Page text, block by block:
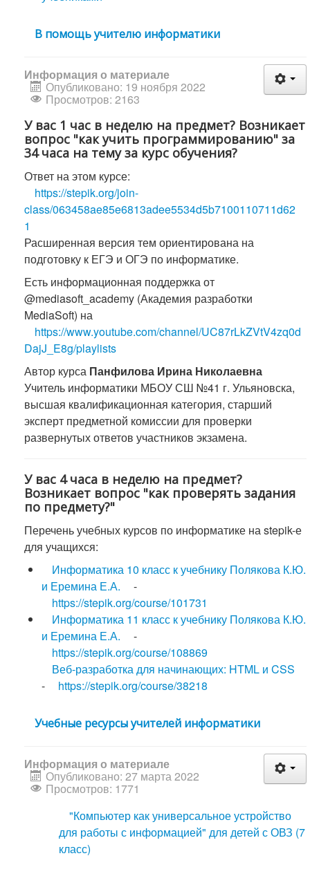
В помощь учителю информатики
Информация о материале
Опубликовано: 19 ноября 2022
Просмотров: 2163
У вас 1 час в неделю на предмет? Возникает
вопрос "как учить программированию" за
34 часа на тему за курс обучения?
Ответ на этом курсе:
https://stepik.org/join-
class/063458ae85e6813adee5534d5b7100110711d62
1
Расширенная версия тем ориентирована на
подготовку к ЕГЭ и ОГЭ по информатике.
Есть информационная поддержка от
@mediasoft_academy (Академия разработки
MediaSoft) на
https://www.youtube.com/channel/UC87rLkZVtV4zq0d
DajJ_E8g/playlists
Автор курса Панфилова Ирина Николаевна
Учитель информатики МБОУ СШ №41 г. Ульяновска,
высшая квалификационная категория, старший
эксперт предметной комиссии для проверки
развернутых ответов участников экзамена.
У вас 4 часа в неделю на предмет?
Возникает вопрос "как проверять задания
по предмету?"
Перечень учебных курсов по информатике на stepik-е
для учащихся:
Информатика 10 класс к учебнику Полякова К.Ю.
и Еремина Е.А.
-
https://stepik.org/course/101731
Информатика 11 класс к учебнику Полякова К.Ю.
и Еремина Е.А.
-
https://stepik.org/course/108869
Веб-разработка для начинающих: HTML и CSS
-
https://stepik.org/course/38218
Учебные ресурсы учителей информатики
Информация о материале
Опубликовано: 27 марта 2022
Просмотров: 1771
"Компьютер как универсальное устройство
для работы с информацией" для детей с ОВЗ (7
класс)